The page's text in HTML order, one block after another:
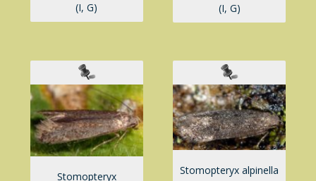
(I, G)
(I, G)
Stomopteryx
Stomopteryx alpinella